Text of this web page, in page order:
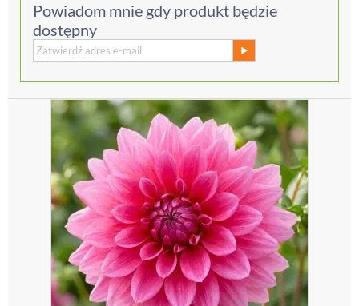
Powiadom mnie gdy produkt będzie
dostępny